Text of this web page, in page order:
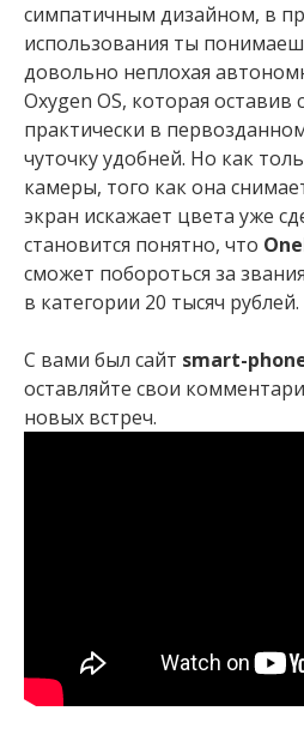
симпатичным дизайном, в
использования ты
довольно неплохая
Oxygen OS, которая
практически в
чуточку удобней. Но как
камеры, того как она
экран искажает цвета уже
становится понятно, что
сможет побороться за
в категории 20 тысяч рублей.
С вами был сайт smart-
оставляйте свои
новых встреч.